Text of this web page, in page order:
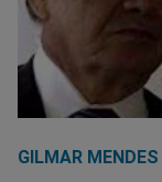
GILMAR MENDES